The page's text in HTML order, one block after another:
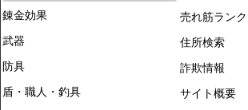
錬金効果
武器
防具
盾・職人・釣具
売れ筋ランク
住所検索
詐欺情報
サイト概要